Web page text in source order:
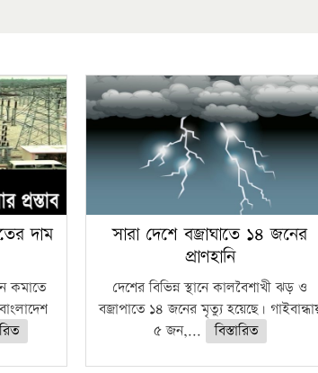
দাম
কমাতে
সারা দেশে বজ্রাঘাতে ১৪ জনের
প্রাণহানি
দেশের বিভিন্ন স্থানে কালবৈশাখী ঝড় ও
বজ্রাপাতে ১৪ জনের মৃত্যু হয়েছে।
৫ জন,...
বিস্তারিত